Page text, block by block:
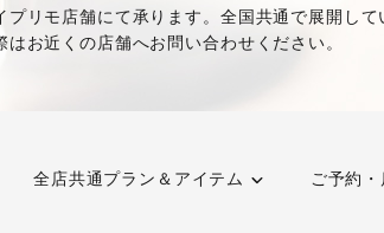
プリモ店舗にて承ります。全国共通で展開して
お近くの店舗へお問い合わせください。
全店共通プラン＆アイテム ご予約
ズの方法
タイミング
プレゼント